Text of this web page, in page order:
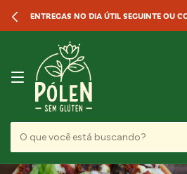
ENTREGAS NO DIA ÚTIL SEGUINTE OU